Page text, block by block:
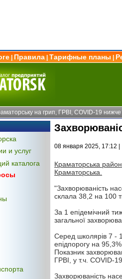
Правила Тарифные планы
на грип, ГРВІ, COVID-19 нижче
и услуг
каталога
08 января 2025, 17:12 |
Краматорська
Краматорська.
"Захворюваність
склала 38,2 на 100
За 1 епідемічний
загальної
Серед школярів 7 -
епідпорогу на 95,3%.
Показник
ГРВІ, у т.ч. COVID-
Захворюваність